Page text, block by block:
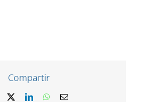
Compartir
Facebook LinkedInWhatsApp
Correo